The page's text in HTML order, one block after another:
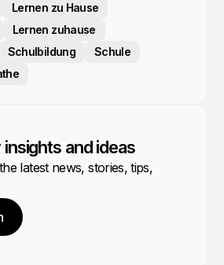
Lernen zu Hause
Lernen zuhause
Schulbildung
Schule
and ideas
latest news, stories, tips,